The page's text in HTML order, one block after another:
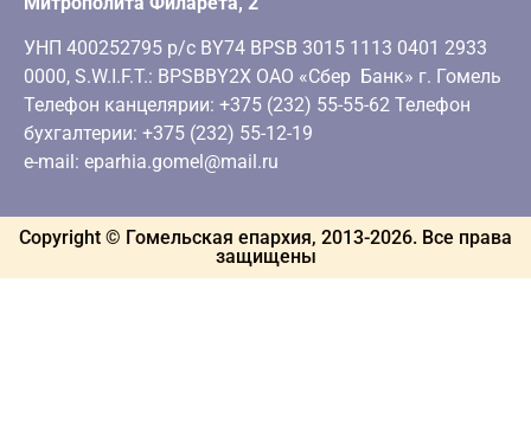
УНП 400252795 р/с BY74 BPSB 3015 1113 0401 2933
0000, S.W.I.F.T.: BPSBBY2X ОАО «Сбер Банк» г. Гомель
Телефон канцелярии: +375 (232) 55-55-62 Телефон
бухгалтерии: +375 (232) 55-12-19
e-mail: eparhia.gomel@mail.ru
Copyright © Гомельская епархия, 2013-2026. Все права
защищены